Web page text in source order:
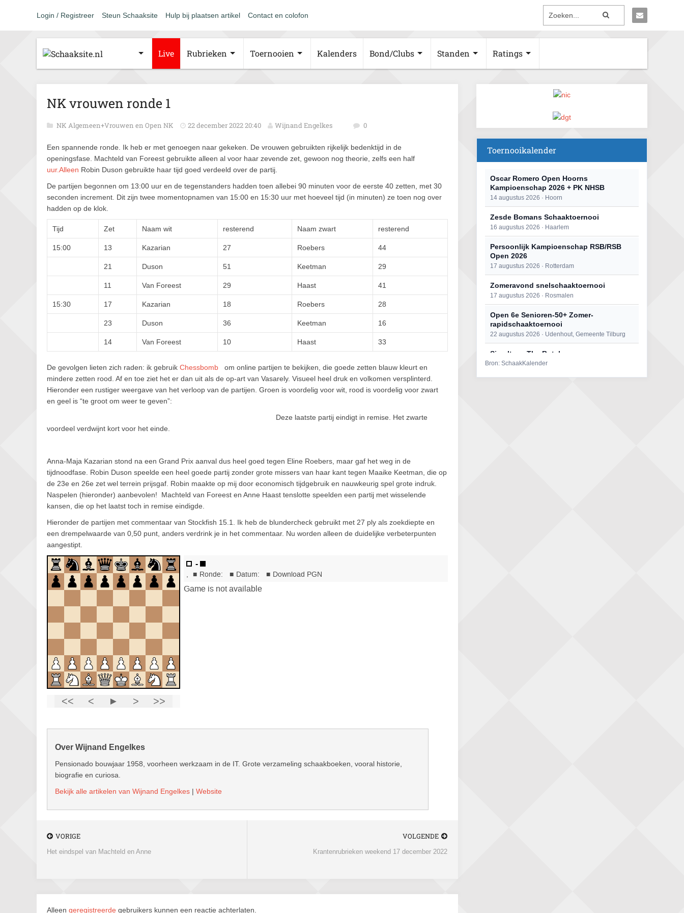
Login / Registreer Steun Schaaksite Hulp bij plaatsen artikel Contact en colofon
Live Rubrieken Toernooien Kalenders Bond/Clubs Standen Ratings
NK vrouwen ronde 1
NK Algemeen+Vrouwen en Open NK 22 december 2022 20:40 Wijnand Engelkes 0
Een spannende ronde. Ik heb er met genoegen naar gekeken. De vrouwen gebruikten rijkelijk bedenktijd in de
openingsfase. Machteld van Foreest gebruikte alleen al voor haar zevende zet, gewoon nog theorie, zelfs een half
uur.Alleen Robin Duson gebruikte haar tijd goed verdeeld over de partij.
De partijen begonnen om 13:00 uur en de tegenstanders hadden toen allebei 90 minuten voor de eerste 40 zetten, met 30
seconden increment. Dit zijn twee momentopnamen van 15:00 en 15:30 uur met hoeveel tijd (in minuten) ze toen nog over
hadden op de klok.
Tijd Zet Naam wit resterend Naam zwart resterend
15:00 13 Kazarian 27 Roebers 44
21 Duson 51 Keetman 29
11 Van Foreest 29 Haast 41
15:30 17 Kazarian 18 Roebers 28
23 Duson 36 Keetman 16
14 Van Foreest 10 Haast 33
De gevolgen lieten zich raden: ik gebruik Chessbomb om online partijen te bekijken, die goede zetten blauw kleurt en
mindere zetten rood. Af en toe ziet het er dan uit als de op-art van Vasarely. Visueel heel druk en volkomen versplinterd.
Hieronder een rustiger weergave van het verloop van de partijen. Groen is voordelig voor wit, rood is voordelig voor zwart
en geel is “te groot om weer te geven”:
Deze laatste partij eindigt in remise. Het zwarte
voordeel verdwijnt kort voor het einde.
Anna-Maja Kazarian stond na een Grand Prix aanval dus heel goed tegen Eline Roebers, maar gaf het weg in de
tijdnoodfase. Robin Duson speelde een heel goede partij zonder grote missers van haar kant tegen Maaike Keetman, die op
de 23e en 26e zet wel terrein prijsgaf. Robin maakte op mij door economisch tijdgebruik en nauwkeurig spel grote indruk.
Naspelen (hieronder) aanbevolen! Machteld van Foreest en Anne Haast tenslotte speelden een partij met wisselende
kansen, die op het laatst toch in remise eindigde.
Hieronder de partijen met commentaar van Stockfish 15.1. Ik heb de blundercheck gebruikt met 27 ply als zoekdiepte en
een drempelwaarde van 0,50 punt, anders verdrink je in het commentaar. Nu worden alleen de duidelijke verbeterpunten
aangestipt.
Over Wijnand Engelkes
Pensionado bouwjaar 1958, voorheen werkzaam in de IT. Grote verzameling schaakboeken, vooral historie,
biografie en curiosa.
Bekijk alle artikelen van Wijnand Engelkes | Website
VORIGE
Het eindspel van Machteld en Anne
VOLGENDE
Krantenrubrieken weekend 17 december 2022
Alleen geregistreerde gebruikers kunnen een reactie achterlaten.
Toernooikalender
Oscar Romero Open Hoorns
Kampioenschap 2026 + PK NHSB
14 augustus 2026 · Hoorn
Zesde Bomans Schaaktoernooi
16 augustus 2026 · Haarlem
Persoonlijk Kampioenschap RSB/RSB
Open 2026
17 augustus 2026 · Rotterdam
Zomeravond snelschaaktoernooi
17 augustus 2026 · Rosmalen
Open 6e Senioren-50+ Zomer-
rapidschaaktoernooi
22 augustus 2026 · Udenhout, Gemeente Tilburg
Simultaan The Butcher
22 augustus 2026 · Utrecht
Bron: SchaakKalender